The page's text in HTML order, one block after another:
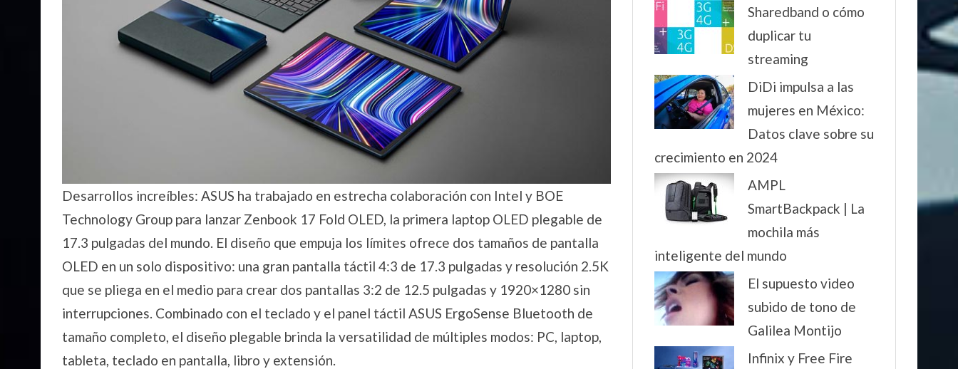
Desarrollos increíbles: ASUS ha trabajado en estrecha colaboración con Intel y BOE
Technology Group para lanzar Zenbook 17 Fold OLED, la primera laptop OLED plegable de
17.3 pulgadas del mundo. El diseño que empuja los límites ofrece dos tamaños de pantalla
OLED en un solo dispositivo: una gran pantalla táctil 4:3 de 17.3 pulgadas y resolución 2.5K
que se pliega en el medio para crear dos pantallas 3:2 de 12.5 pulgadas y 1920×1280 sin
interrupciones. Combinado con el teclado y el panel táctil ASUS ErgoSense Bluetooth de
tamaño completo, el diseño plegable brinda la versatilidad de múltiples modos: PC, laptop,
tableta, teclado en pantalla, libro y extensión.
Sharedband o cómo
duplicar tu
streaming
DiDi impulsa a las
mujeres en México:
Datos clave sobre su
crecimiento en 2024
AMPL
SmartBackpack | La
mochila más
inteligente del mundo
El supuesto video
subido de tono de
Galilea Montijo
Infinix y Free Fire